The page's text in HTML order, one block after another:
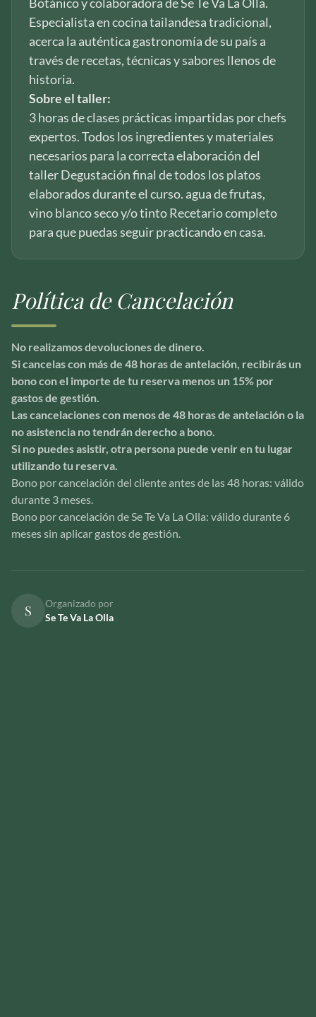
Especialista en cocina tailandesa tradicional,
acerca la auténtica gastronomía de su país a
través de recetas, técnicas y sabores llenos de
historia.
Sobre el taller:
3 horas de clases prácticas impartidas por chefs
expertos. Todos los ingredientes y materiales
necesarios para la correcta elaboración del
taller Degustación final de todos los platos
elaborados durante el curso. agua de frutas,
vino blanco seco y/o tinto Recetario completo
para que puedas seguir practicando en casa.
Política de Cancelación
No realizamos devoluciones de dinero.
Si cancelas con más de 48 horas de antelación, recibirás un
bono con el importe de tu reserva menos un 15% por
gastos de gestión.
Las cancelaciones con menos de 48 horas de antelación o la
no asistencia no tendrán derecho a bono.
Si no puedes asistir, otra persona puede venir en tu lugar
utilizando tu reserva.
Bono por cancelación del cliente antes de las 48 horas: válido
durante 3 meses.
Bono por cancelación de Se Te Va La Olla: válido durante 6
meses sin aplicar gastos de gestión.
S
Organizado por
Se Te Va La Olla